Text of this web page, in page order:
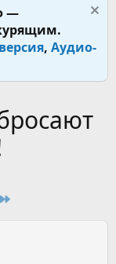
—
, Аудио-